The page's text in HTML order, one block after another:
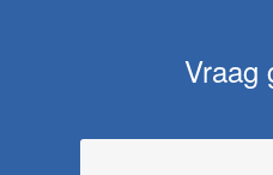
Vraag